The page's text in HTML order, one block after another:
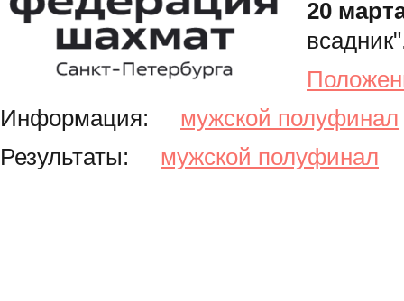
20
Информация: мужской полуфинал
Результаты: мужской полуфинал